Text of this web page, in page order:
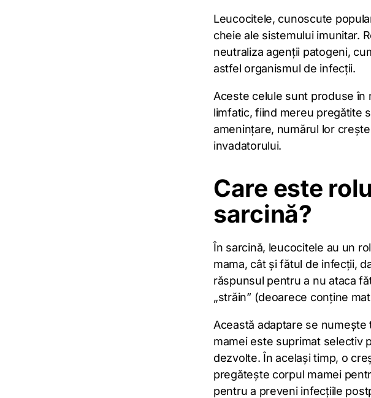
Leucocitele, cunoscute
cheie ale sistemului imunitar.
neutraliza agenții patogeni,
astfel organismul de infecții.
Aceste celule sunt produse în
limfatic, fiind mereu pregătite
amenințare, numărul lor
invadatorului.
Care este
sarcină?
În sarcină, leucocitele au un
mama, cât și fătul de infecții,
răspunsul pentru a nu ataca
„străin” (deoarece conține
Această adaptare se
mamei este suprimat selectiv
dezvolte. În același timp, o
pregătește corpul mamei
pentru a preveni infecțiile